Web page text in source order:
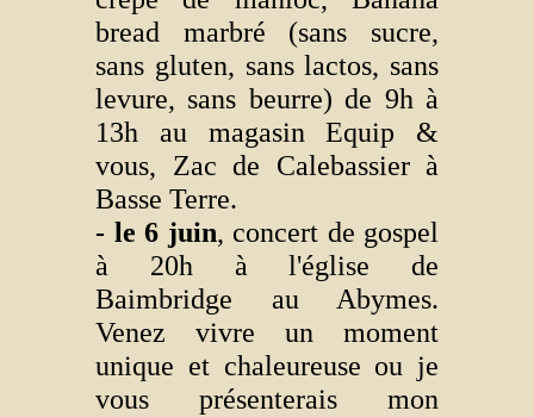
bread marbré (sans sucre,
sans gluten, sans lactos, sans
levure, sans beurre) de 9h à
13h au magasin Equip &
vous, Zac de Calebassier à
Basse Terre.
- le 6 juin, concert de gospel
à 20h à l'église de
Baimbridge au Abymes.
Venez vivre un moment
unique et chaleureuse ou je
vous présenterais mon